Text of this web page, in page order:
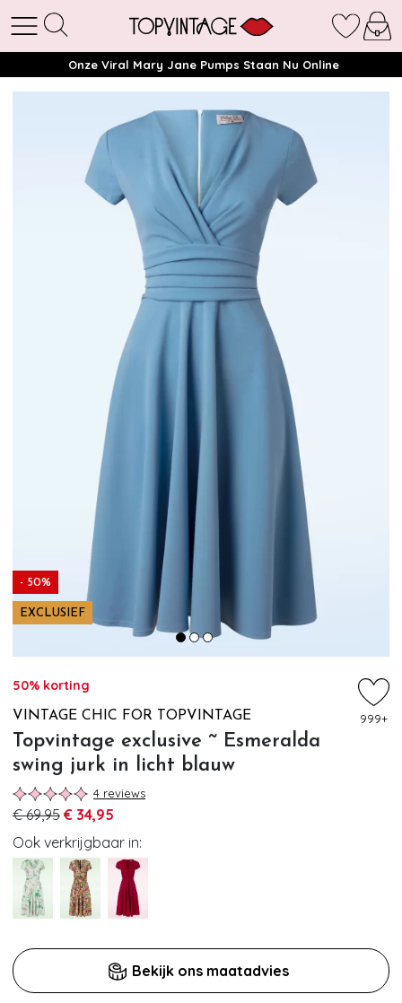
Onze Viral Mary Jane Pumps Staan Nu Online
- 50%
EXCLUSIEF
50% korting
VINTAGE CHIC FOR TOPVINTAGE
Topvintage exclusive ~ Esmeralda
swing jurk in licht blauw
999+
4 reviews
€ 69,95 € 34,95
Ook verkrijgbaar in:
Bekijk ons maatadvies